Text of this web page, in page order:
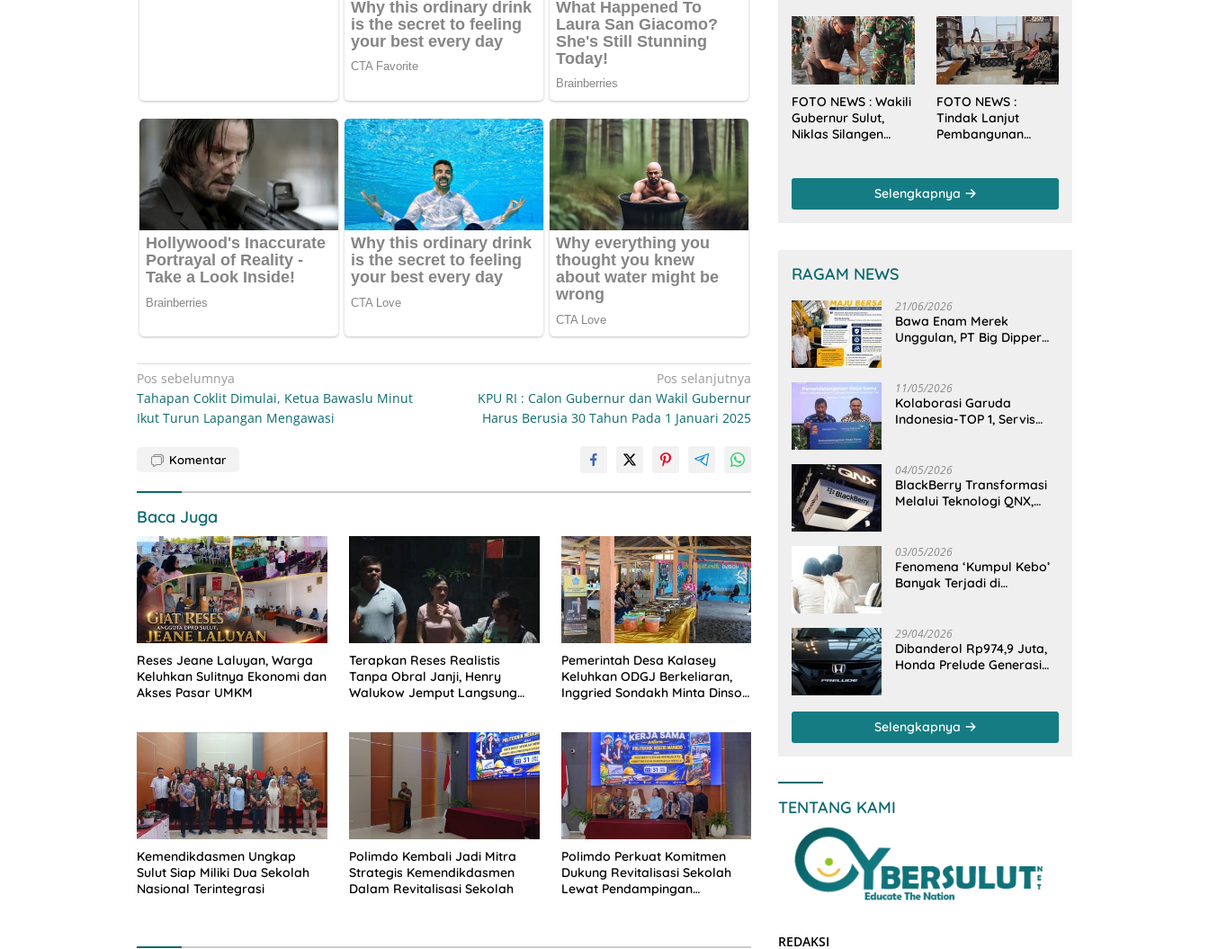
Navigasi
pos
Pos sebelumnya
Tahapan Coklit Dimulai, Ketua Bawaslu Minut
Ikut Turun Lapangan Mengawasi
Pos selanjutnya
KPU RI : Calon Gubernur dan Wakil Gubernur
Harus Berusia 30 Tahun Pada 1 Januari 2025
Komentar
Baca Juga
Reses Jeane Laluyan, Warga
Keluhkan Sulitnya Ekonomi dan
Akses Pasar UMKM
Terapkan Reses Realistis
Tanpa Obral Janji, Henry
Walukow Jemput Langsung
Pemerintah Desa Kalasey
Keluhkan ODGJ Berkeliaran,
Inggried Sondakh Minta Dinsos
Kemendikdasmen Ungkap
Sulut Siap Miliki Dua Sekolah
Nasional Terintegrasi
Polimdo Kembali Jadi Mitra
Strategis Kemendikdasmen
Dalam Revitalisasi Sekolah
Polimdo Perkuat Komitmen
Dukung Revitalisasi Sekolah
Lewat Pendampingan
Makan Malam
Gubernur Sulut
Bersama
Wamenkes RI
Tahun Baru 2026
FOTO NEWS : Wakili
Gubernur Sulut,
Niklas Silangen
Desa Arakan Minsel
FOTO NEWS :
Tindak Lanjut
Pembangunan
Sulut Sambangi
Dirjen SDA
Selengkapnya
RAGAM NEWS
21/06/2026
Bawa Enam Merek
Unggulan, PT Big Dipper
Pasar di Sulawesi Utara
11/05/2026
Kolaborasi Garuda
Indonesia-TOP 1, Servis
04/05/2026
BlackBerry Transformasi
Melalui Teknologi QNX,
Otomotif
03/05/2026
Fenomena ‘Kumpul Kebo’
Banyak Terjadi di
di Kota Manado
29/04/2026
Dibanderol Rp974,9 Juta,
Honda Prelude Generasi
Selengkapnya
TENTANG KAMI
REDAKSI